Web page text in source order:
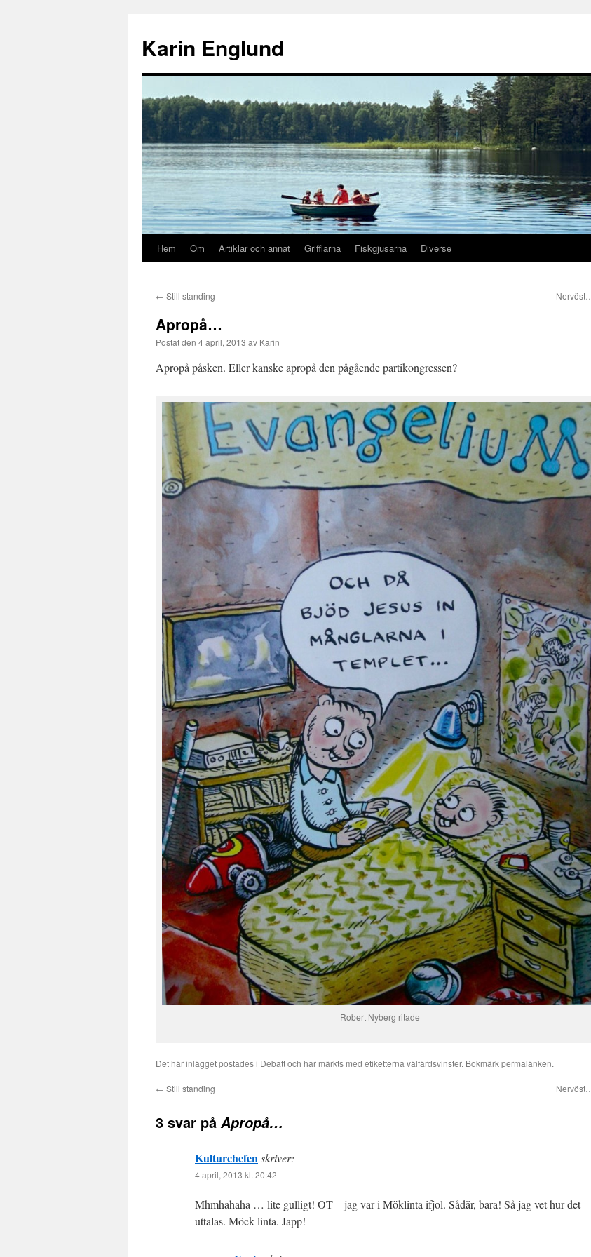
innehåll
Karin Englund
Hem Om Artiklar och annat Grifflarna Fiskgjusarna Diverse
← Still standing Nervöst…
Apropå…
Postat den 4 april, 2013 av Karin
Apropå påsken. Eller kanske apropå den pågående partikongressen?
Robert Nyberg ritade
Det här inlägget postades i Debattoch har märkts med etiketterna välfärdsvinster. Bokmärkpermalänken.
← Still standing Nervöst…
3 svar på Apropå…
Kulturchefen skriver:
4 april, 2013 kl. 20:42
Mhmhahaha … lite gulligt! OT – jag var i Möklinta ifjol. Sådär, bara! Så jag vet hur det
uttalas. Möck-linta. Japp!